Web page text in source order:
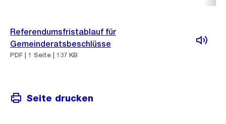
Referendumsfristablauf für
Gemeinderatsbeschlüsse
PDF | 1 Seite | 137 KB
Seite drucken